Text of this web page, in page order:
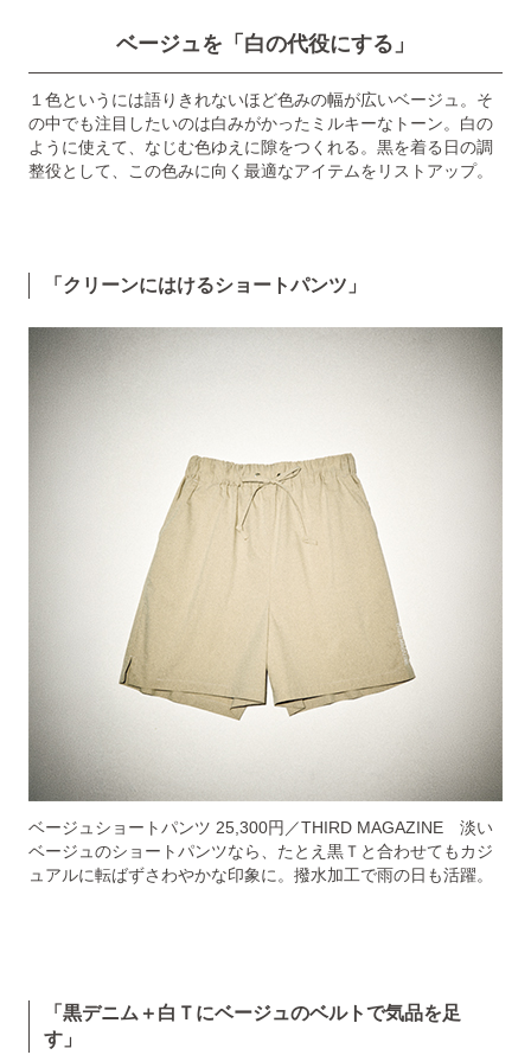
ベージュを「白の代役にする」
１色というには語りきれないほど色みの幅が広いベージュ。そ
の中でも注目したいのは白みがかったミルキーなトーン。白の
ように使えて、なじむ色ゆえに隙をつくれる。黒を着る日の調
整役として、この色みに向く最適なアイテムをリストアップ。
「クリーンにはけるショートパンツ」
ベージュショートパンツ 25,300円／THIRD MAGAZINE 淡い
ベージュのショートパンツなら、たとえ黒Ｔと合わせてもカジ
ュアルに転ばずさわやかな印象に。撥水加工で雨の日も活躍。
「黒デニム＋白Ｔにベージュのベルトで気品を足
す」